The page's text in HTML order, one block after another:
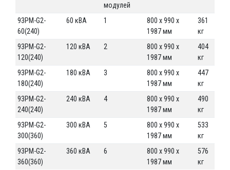
модулей
93PM-G2-
60(240)
60 кВА 1
800 x 990 x
1987 мм
361
кг
93PM-G2-
120(240)
120 кВА 2
800 x 990 x
1987 мм
404
кг
93PM-G2-
180(240)
180 кВА 3
800 x 990 x
1987 мм
447
кг
93PM-G2-
240(240)
240 кВА 4
800 x 990 x
1987 мм
490
кг
93PM-G2-
300(360)
300 кВА 5
800 x 990 x
1987 мм
533
кг
93PM-G2-
360(360)
360 кВА 6
800 x 990 x
1987 мм
576
кг